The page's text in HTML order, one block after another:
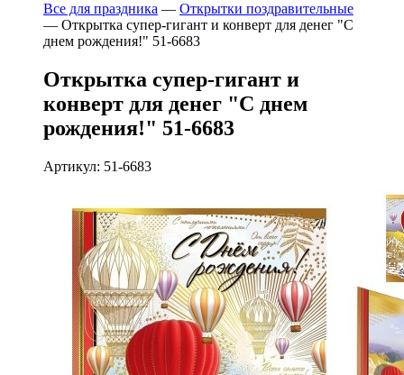
Все для праздника — Открытки поздравительные
— Открытка супер-гигант и конверт для денег "С
днем рождения!" 51-6683
Открытка супер-гигант и
конверт для денег "С днем
рождения!" 51-6683
Артикул: 51-6683